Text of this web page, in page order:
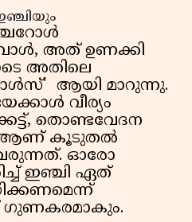
അത് ഉണക്കി
അതിലെ
ആയി മാറുന്നു.
വീര്യം
തൊണ്ടവേദന
ആണ് കൂടുതൽ
ഓരോ
ഇഞ്ചി ഏത്
ഗുണകരമാകും.